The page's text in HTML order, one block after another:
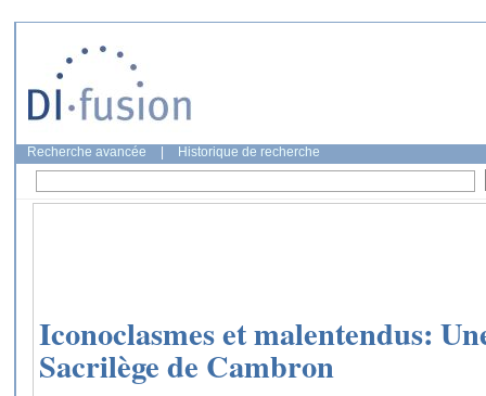
Recherche avancée Historique de recherche
Iconoclasmes et malentendus:
Sacrilège de Cambron